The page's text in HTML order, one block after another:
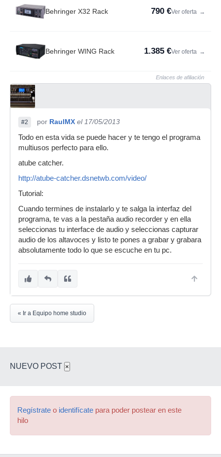
Behringer X32 Rack 790 €Ver oferta →
Behringer WING Rack 1.385 €Ver oferta →
Enlaces de afiliación
#2 por RaulMX el 17/05/2013
Todo en esta vida se puede hacer y te tengo el programa
multiusos perfecto para ello.
atube catcher.
http://atube-catcher.dsnetwb.com/video/
Tutorial:
Cuando termines de instalarlo y te salga la interfaz del
programa, te vas a la pestaña audio recorder y en ella
seleccionas tu interface de audio y seleccionas capturar
audio de los altavoces y listo te pones a grabar y grabara
absolutamente todo lo que se escuche en tu pc.
« Ir a Equipo home studio
NUEVO POST ×
Regístrate o identifícate para poder postear en este
hilo